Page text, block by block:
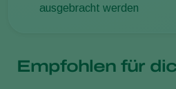
ausgebracht werden
Empfohlen für